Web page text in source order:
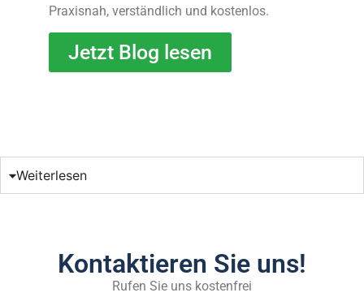
Praxisnah, verständlich und kostenlos.
Jetzt Blog lesen
Weiterlesen
Kontaktieren Sie uns!
Rufen Sie uns kostenfrei